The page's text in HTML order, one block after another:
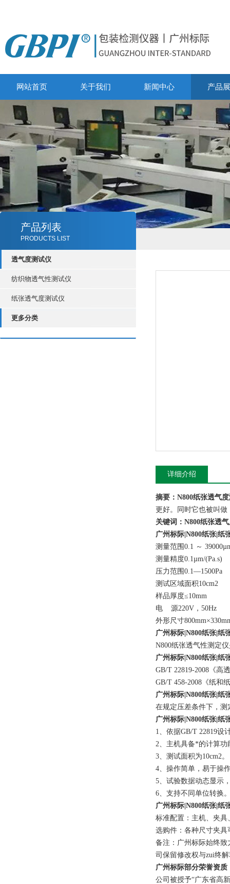
网站首页 关于我们 新闻中心 产品
产品列表
PRODUCTS LIST
透气度测试仪
纺织物透气性测试仪
纸张透气度测试仪
更多分类
详细介绍
摘要：N800纸张透气
更好。同时它也被叫
关键词：N800纸张透
广州标际|N800纸张|纸
测量范围0.1 ～
测量精度0.1µm/(Pa.s)
压力范围0.1—1500Pa
测试区域面积10cm2
样品厚度≤10mm
电 源220V，50Hz
外形尺寸
广州标际|N800纸张|纸
N800纸张透气性测定
广州标际|N800纸张|纸
GB/T 22819-2008 《高
GB/T 458-2008《纸和
广州标际|N800纸张|纸
在规定压差条件下，
广州标际|N800纸张|纸
1、 依据GB/T 22819设
2、 主机具备*的计算功
3、 测试面积为10cm2。
4、 操作简单，易于操
5、 试验数据动态显示
6、 支持不同单位转换
广州标际|N800纸张|纸
标准配置：主机、夹具
选购件：各种尺寸夹具
备注： 广州标际始终
司保留修改权与zui终
广州标际部分荣誉资质
公司被授予“广东省高